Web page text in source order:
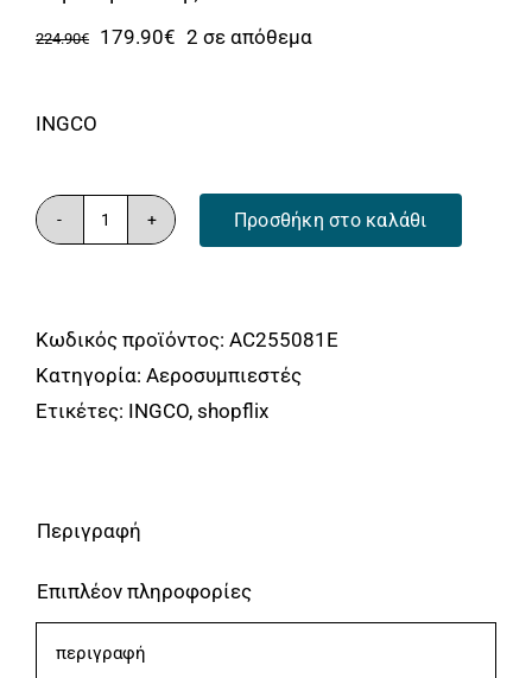
224.90€
Original
179.90€ Η2 σε απόθεμα
INGCO
Αεροσυμπιεστής
ποσότητα
Προσθήκη στο καλάθι
Κωδικός προϊόντος: AC255081E
Κατηγορία: Αεροσυμπιεστές
Ετικέτες: INGCO, shopflix
Περιγραφή
Επιπλέον πληροφορίες
περιγραφή